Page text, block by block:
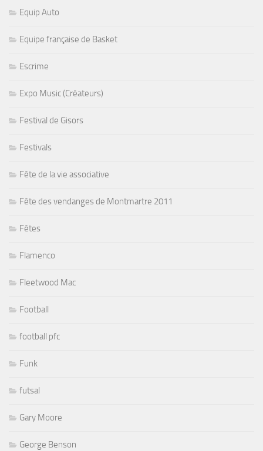
Equip Auto
Equipe française de Basket
Escrime
Expo Music (Créateurs)
Festival de Gisors
Festivals
Fête de la vie associative
Fête des vendanges de Montmartre 2011
Fêtes
Flamenco
Fleetwood Mac
Football
football pfc
Funk
futsal
Gary Moore
George Benson